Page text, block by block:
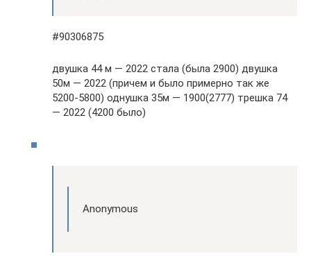
#90306875
двушка 44 м — 2022 стала (была 2900) двушка
50м — 2022 (причем и было примерно так же
5200-5800) однушка 35м — 1900(2777) трешка 74
— 2022 (4200 было)
Anonymous